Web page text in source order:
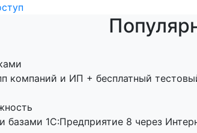
компаний и ИП + бесплатный
1С:Предприятие 8 через